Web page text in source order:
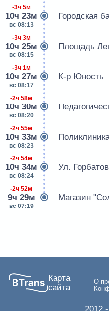
-3ч 5м
10ч 23м
вс 08:13
Городская
-3ч 3м
10ч 25м
вс 08:15
Площадь
-3ч 1м
10ч 27м
вс 08:17
К-р Юность
-2ч 58м
10ч 30м
вс 08:20
-2ч 55м
10ч 33м
вс 08:23
Поликлиника
-2ч 54м
10ч 34м
вс 08:24
Ул.
-2ч 52м
9ч 29м
вс 07:19
Магазин
Карта
сайта
О
2012